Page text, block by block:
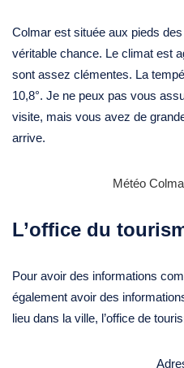
Colmar est située aux pieds
véritable chance. Le climat est
sont assez clémentes. La
10,8°. Je ne peux pas vous
visite, mais vous avez de
arrive.
Météo
L’office du
Pour avoir des informations
également avoir des
lieu dans la ville, l’office de